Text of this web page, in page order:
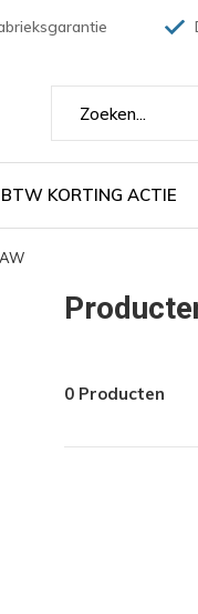
BTW KORTING ACTIE
0 Producten